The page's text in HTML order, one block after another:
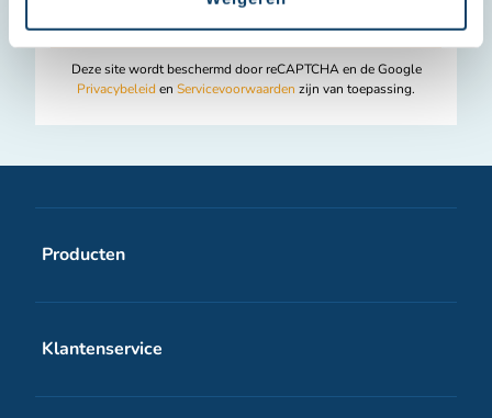
m
u
op
onzeDeze site wordt beschermd door reCAPTCHA en de Google
Privacybeleid en Servicevoorwaarden zijn van toepassing.
Producten
Klantenservice